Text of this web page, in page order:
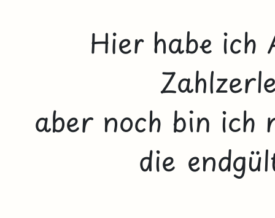
Hier habe ich
aber noch bin ich
die